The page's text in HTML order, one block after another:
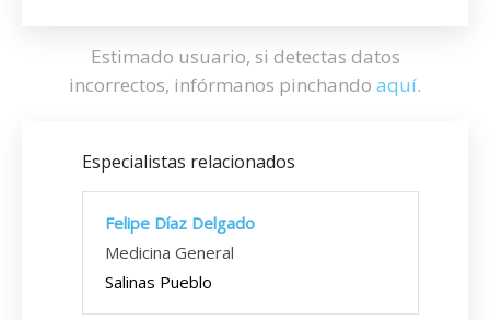
Estimado usuario, si detectas datos
incorrectos, infórmanos pinchando aquí.
Especialistas relacionados
Felipe Díaz Delgado
Medicina General
Salinas Pueblo